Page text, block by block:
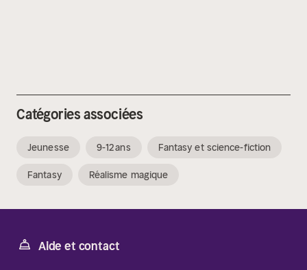
Catégories associées
Jeunesse 9-12 ans Fantasy et science-fiction
Fantasy Réalisme magique
Aide et contact